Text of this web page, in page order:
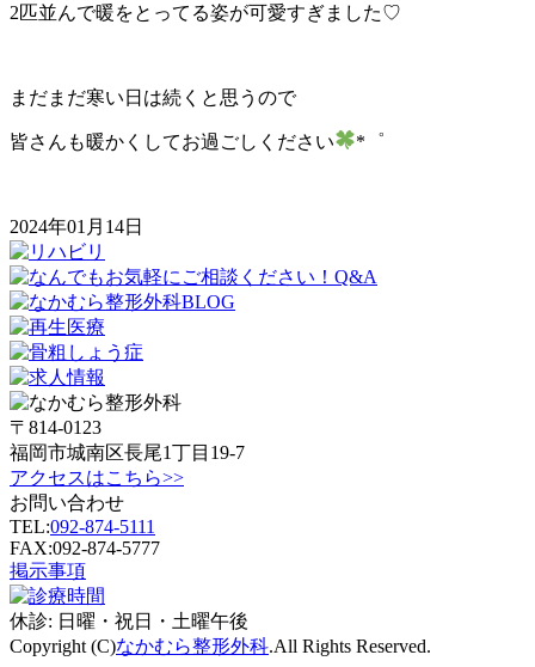
2匹並んで暖をとってる姿が可愛すぎました♡
まだまだ寒い日は続くと思うので
皆さんも暖かくしてお過ごしください *゜
2024年01月14日
〒814-0123
福岡市城南区長尾1丁目19-7
アクセスはこちら>>
お問い合わせ
TEL:092-874-5111
FAX:092-874-5777
掲示事項
休診: 日曜・祝日・土曜午後
Copyright (C)なかむら整形外科.All Rights Reserved.